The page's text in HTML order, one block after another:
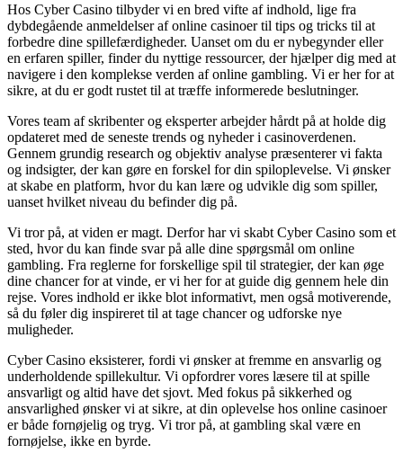
Hos Cyber Casino tilbyder vi en bred vifte af indhold, lige fra
dybdegående anmeldelser af online casinoer til tips og tricks til at
forbedre dine spillefærdigheder. Uanset om du er nybegynder eller
en erfaren spiller, finder du nyttige ressourcer, der hjælper dig med at
navigere i den komplekse verden af online gambling. Vi er her for at
sikre, at du er godt rustet til at træffe informerede beslutninger.
Vores team af skribenter og eksperter arbejder hårdt på at holde dig
opdateret med de seneste trends og nyheder i casinoverdenen.
Gennem grundig research og objektiv analyse præsenterer vi fakta
og indsigter, der kan gøre en forskel for din spiloplevelse. Vi ønsker
at skabe en platform, hvor du kan lære og udvikle dig som spiller,
uanset hvilket niveau du befinder dig på.
Vi tror på, at viden er magt. Derfor har vi skabt Cyber Casino som et
sted, hvor du kan finde svar på alle dine spørgsmål om online
gambling. Fra reglerne for forskellige spil til strategier, der kan øge
dine chancer for at vinde, er vi her for at guide dig gennem hele din
rejse. Vores indhold er ikke blot informativt, men også motiverende,
så du føler dig inspireret til at tage chancer og udforske nye
muligheder.
Cyber Casino eksisterer, fordi vi ønsker at fremme en ansvarlig og
underholdende spillekultur. Vi opfordrer vores læsere til at spille
ansvarligt og altid have det sjovt. Med fokus på sikkerhed og
ansvarlighed ønsker vi at sikre, at din oplevelse hos online casinoer
er både fornøjelig og tryg. Vi tror på, at gambling skal være en
fornøjelse, ikke en byrde.